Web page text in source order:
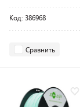
Код: 386968
Сравнить